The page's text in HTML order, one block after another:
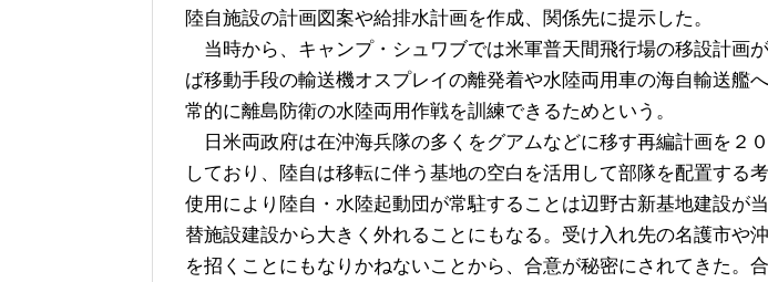
陸自施設の計画図案や給排水計画を作成、関係先に提示した。
当時から、キャンプ・シュワブでは米軍普天間飛行場の移設計画
ば移動手段の輸送機オスプレイの離発着や水陸両用車の海自輸送艦
常的に離島防衛の水陸両用作戦を訓練できるためという。
日米両政府は在沖海兵隊の多くをグアムなどに移す再編計画を２
しており、陸自は移転に伴う基地の空白を活用して部隊を配置する
使用により陸自・水陸起動団が常駐することは辺野古新基地建設が
替施設建設から大きく外れることにもなる。受け入れ先の名護市や
を招くことにもなりかねないことから、合意が秘密にされてきた。